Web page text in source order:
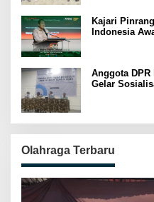
Kajari
Indonesia
Anggota
Gelar
Olahraga Terbaru